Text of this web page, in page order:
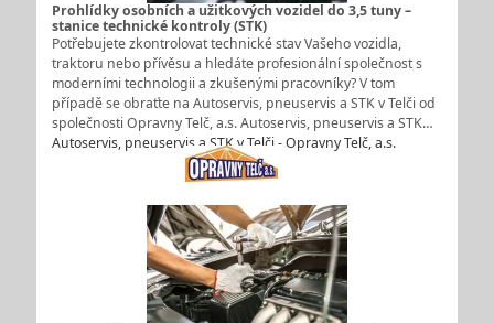
Prohlídky osobních a užitkových vozidel do 3,5 tuny –
stanice technické kontroly (STK)
Potřebujete zkontrolovat technické stav Vašeho vozidla,
traktoru nebo přívěsu a hledáte profesionální společnost s
moderními technologii a zkušenými pracovníky? V tom
případě se obraťte na Autoservis, pneuservis a STK v Telči od
společnosti Opravny Telč, a.s. Autoservis, pneuservis a STK…
Autoservis, pneuservis a STK v Telči - Opravny Telč, a.s.